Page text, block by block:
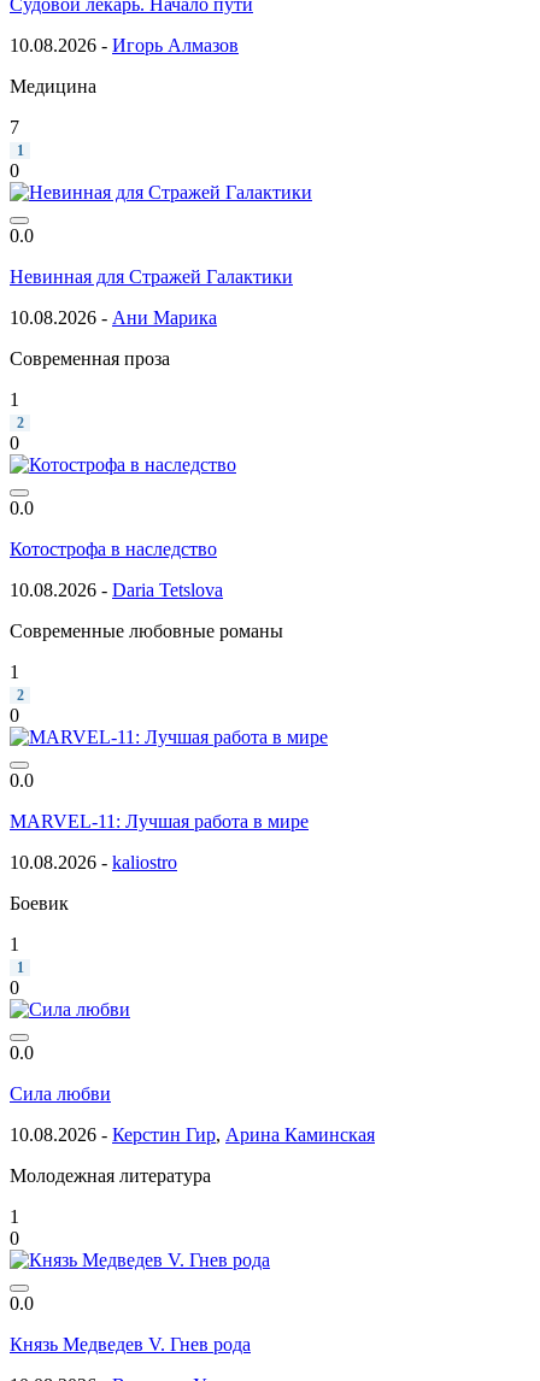
10.08.2026 - Игорь Алмазов
Медицина
7
1
0
0.0
Невинная для Стражей Галактики
10.08.2026 - Ани Марика
Современная проза
1
2
0
0.0
Котострофа в наследство
10.08.2026 - Daria Tetslova
Современные любовные романы
1
2
0
0.0
MARVEL-11: Лучшая работа в мире
10.08.2026 - kaliostro
Боевик
1
1
0
0.0
Сила любви
10.08.2026 - Керстин Гир, Арина Каминская
Молодежная литература
1
0
0.0
Князь Медведев V. Гнев рода